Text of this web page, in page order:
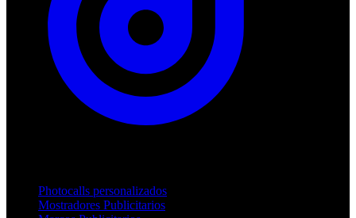
Photocalls personalizados
Mostradores Publicitarios